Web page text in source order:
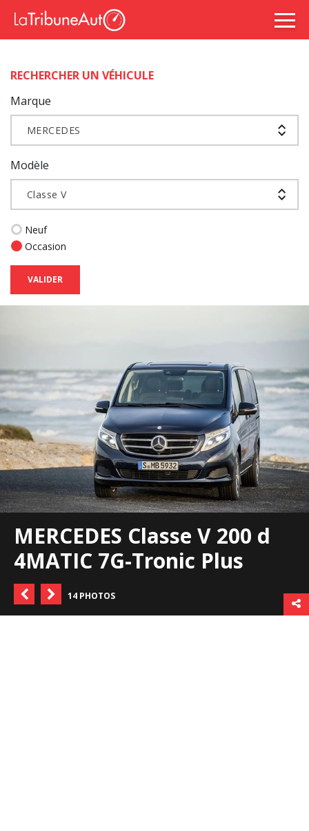
RECHERCHER UN VÉHICULE
Marque
MERCEDES
Modèle
Classe V
Neuf
Occasion
VALIDER
MERCEDES Classe V 200 d
4MATIC 7G-Tronic Plus
14 PHOTOS